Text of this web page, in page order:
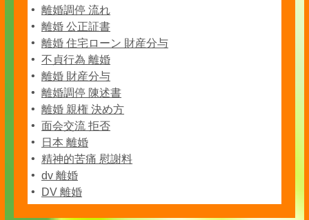
離婚調停 流れ
離婚 公正証書
離婚 住宅ローン 財産分与
不貞行為 離婚
離婚 財産分与
離婚調停 陳述書
離婚 親権 決め方
面会交流 拒否
日本 離婚
精神的苦痛 慰謝料
dv 離婚
DV 離婚